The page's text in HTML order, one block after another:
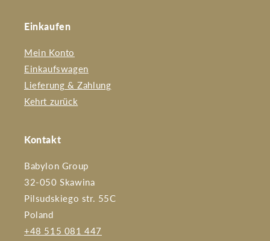
Einkaufen
Mein Konto
Einkaufswagen
Lieferung & Zahlung
Kehrt zurück
Kontakt
Babylon Group
32-050 Skawina
Pilsudskiego str. 55C
Poland
+48 515 081 447